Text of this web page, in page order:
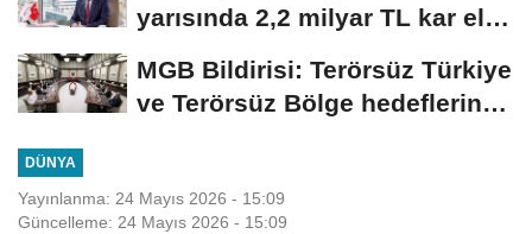
yarısında 2,2 milyar TL kar elde
MGB Bildirisi: Terörsüz Türkiye
ve Terörsüz Bölge hedeflerine
DÜNYA
Yayınlanma: 24 Mayıs 2026 - 15:09
Güncelleme: 24 Mayıs 2026 - 15:09